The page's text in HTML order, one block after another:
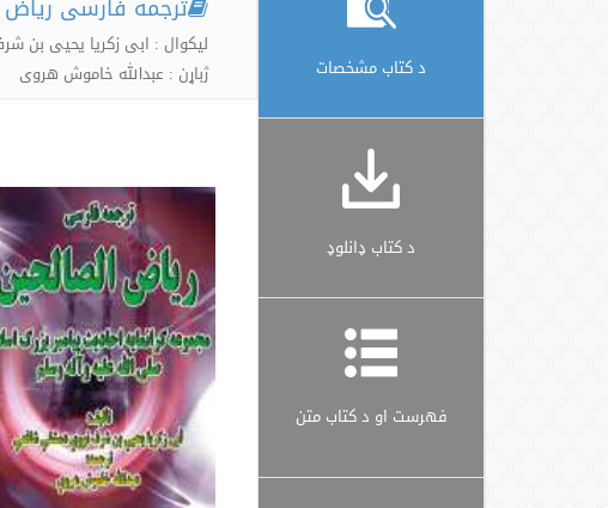
د کتاب مشخصات
د کتاب ډانلوډ
فهرست او د کتاب متن
لیکوال : ابی زکریا یحیی
ژباړن : عبدالله خاموش هروی